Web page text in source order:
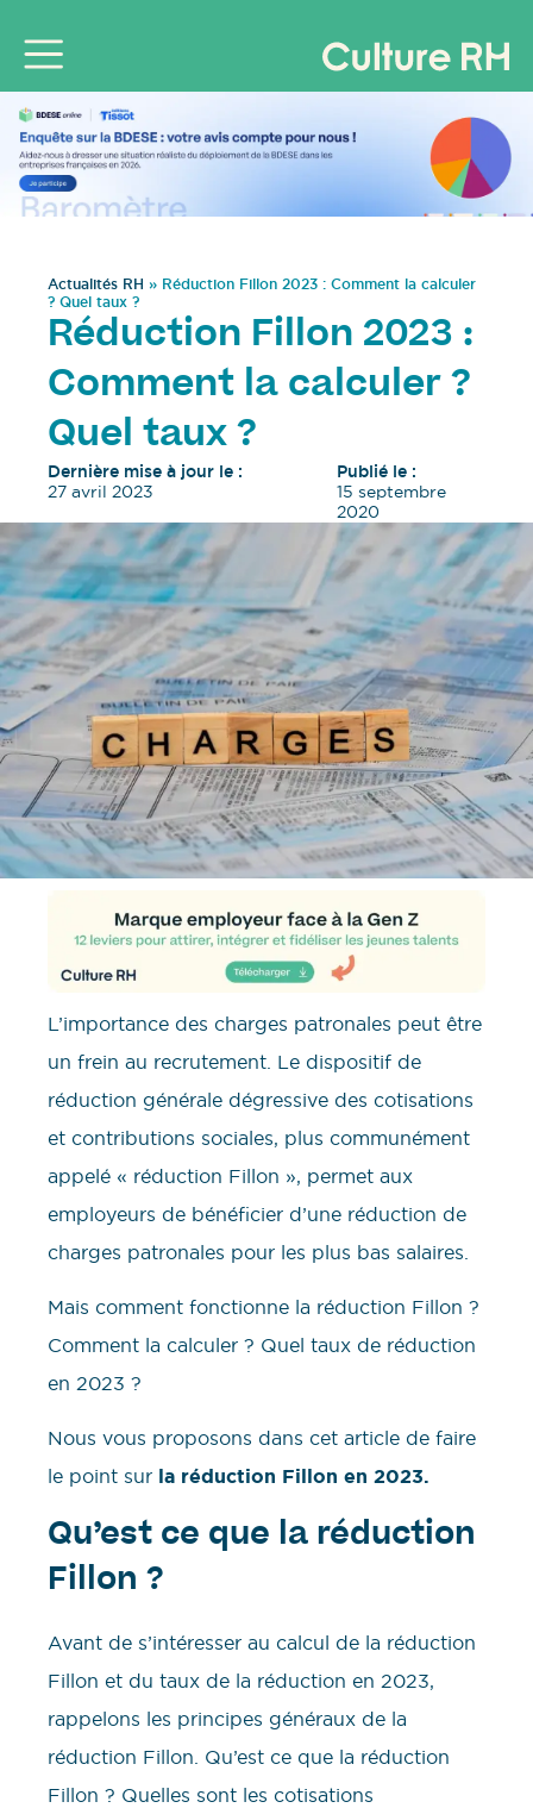
Actualités RH » Réduction Fillon 2023 : Comment la calculer
? Quel taux ?
Réduction Fillon 2023 :
Comment la calculer ?
Quel taux ?
Dernière mise à jour le :
27 avril 2023
Publié le :
15 septembre
2020
L’importance des charges patronales peut être
un frein au recrutement. Le dispositif de
réduction générale dégressive des cotisations
et contributions sociales, plus communément
appelé « réduction Fillon », permet aux
employeurs de bénéficier d’une réduction de
charges patronales pour les plus bas salaires.
Mais comment fonctionne la réduction Fillon ?
Comment la calculer ? Quel taux de réduction
en 2023 ?
Nous vous proposons dans cet article de faire
le point sur la réduction Fillon en 2023.
Qu’est ce que la réduction
Fillon ?
Avant de s’intéresser au calcul de la réduction
Fillon et du taux de la réduction en 2023,
rappelons les principes généraux de la
réduction Fillon. Qu’est ce que la réduction
Fillon ? Quelles sont les cotisations